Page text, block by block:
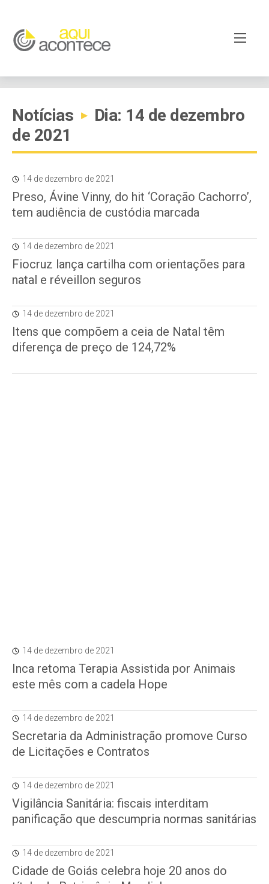
Notícias ▸
Dia: 14 de dezembro
de 2021
14 de dezembro de 2021
Preso, Ávine Vinny, do hit ‘Coração Cachorro’,
tem audiência de custódia marcada
14 de dezembro de 2021
Fiocruz lança cartilha com orientações para
natal e réveillon seguros
14 de dezembro de 2021
Itens que compõem a ceia de Natal têm
diferença de preço de 124,72%
14 de dezembro de 2021
Inca retoma Terapia Assistida por Animais
este mês com a cadela Hope
14 de dezembro de 2021
Secretaria da Administração promove Curso
de Licitações e Contratos
14 de dezembro de 2021
Vigilância Sanitária: fiscais interditam
panificação que descumpria normas sanitárias
14 de dezembro de 2021
Cidade de Goiás celebra hoje 20 anos do